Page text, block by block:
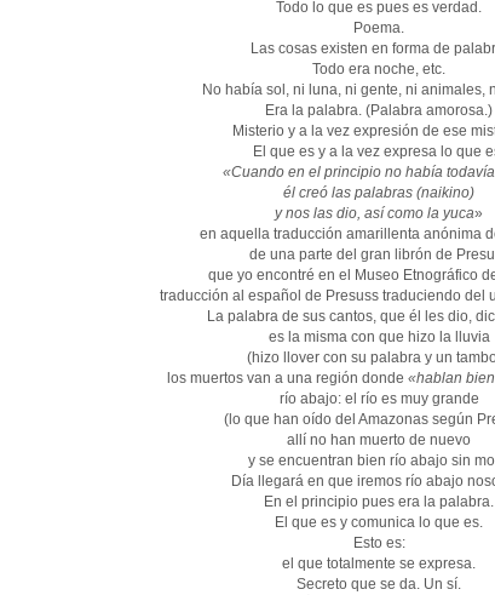
Todo lo que es pues es verdad.
Poema.
Las cosas existen en forma de
Todo era noche, etc.
No había sol, ni luna, ni gente, ni animales,
Era la palabra. (Palabra amorosa.)
Misterio y a la vez expresión de ese
El que es y a la vez expresa lo que
«Cuando en el principio no había
él creó las palabras (naikino)
y nos las dio, así como la yuca»
en aquella traducción amarillenta anónima
de una parte del gran librón de
que yo encontré en el Museo Etnográfico
traducción al español de Presuss traduciendo del
La palabra de sus cantos, que él les dio,
es la misma con que hizo la lluvia
(hizo llover con su palabra y un
los muertos van a una región donde «hablan
río abajo: el río es muy grande
(lo que han oído del Amazonas según
allí no han muerto de nuevo
y se encuentran bien río abajo sin
Día llegará en que iremos río abajo
En el principio pues era la palabra.
El que es y comunica lo que es.
Esto es:
el que totalmente se expresa.
Secreto que se da. Un sí.